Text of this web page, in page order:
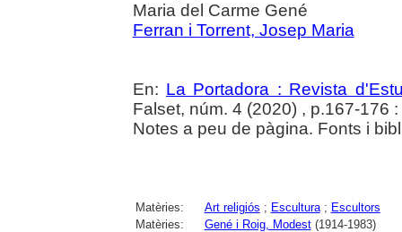
Maria del Carme Gené
Ferran i Torrent, Josep Maria
En: La Portadora : Revista
Falset, núm. 4 (2020) , p.167-176 :
Notes a peu de pàgina. Fonts i
Matèries: Art religiós ; Escultura; Escultors
Matèries:
Gené i Roig, Modest(1914-1983)